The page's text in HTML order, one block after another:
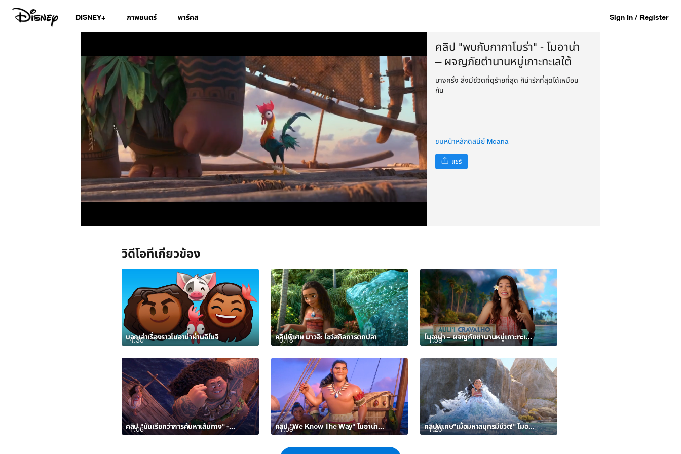
DISNEY+ ภาพยนตร์ พาร์คส Sign In / Register
คลิป "พบกับกากาโมร่า" - โมอาน่า
– ผจญภัยตำนานหมู่เกาะทะเลใต้
บางครั้ง สิ่งมีชีวิตที่ดุร้ายที่สุด ก็น่ารักที่สุดได้เหมือน
กัน
ชมหน้าหลักดิสนีย์ Moana
แชร์
วิดีโอที่เกี่ยวข้อง
4:30
บอกเล่าเรื่องราวโมอาน่าผ่านอีโมจิ 0:48
คลิปพิเศษ มาวอิ: โชว์สกิลการตกปลา 1:59 โมอาน่า – ผจญภัยตำนานหมู่เกาะทะเลใต้ ในรูปแบบดิจิทัลเอ็ช ดี
1:06 คลิป "มันเรียกว่าการค้นหาเส้นทาง" - โมอาน่า – ผจญภัยตำนานหมู่เกาะทะเลใต้ 1:09 คลิป "We Know The Way" โมอาน่า – ผจญภัยตำนานหมู่เกาะทะเลใต้ 1:20 คลิปพิเศษ"เมื่อมหาสมุทรมีชีวิต!" โมอาน่า – ผจญภัยตำนานหมู่เกาะทะเลใต้